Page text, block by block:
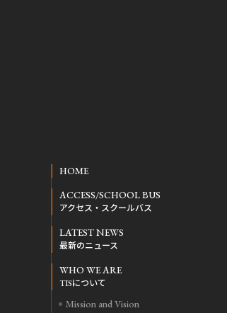
HOME
ACCESS/SCHOOL BUS
アクセス・スクールバス
LATEST NEWS
最新のニュース
WHO WE ARE
TISについて
Mission and Vision